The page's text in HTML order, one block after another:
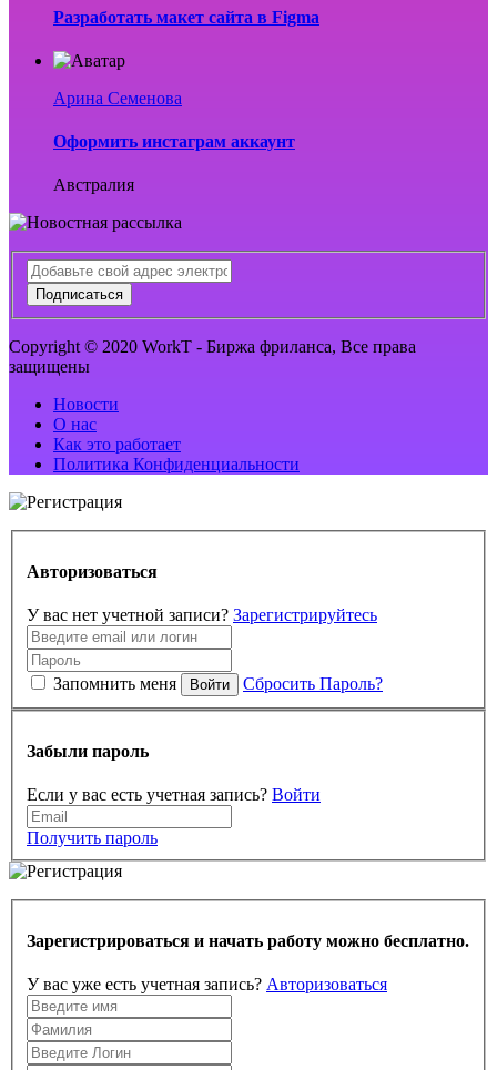
Разработать макет сайта в Figma
Арина Семенова
Оформить инстаграм аккаунт
Австралия
Подписаться
Copyright © 2020 WorkT - Биржа фриланса, Все права
защищены
Новости
О нас
Как это работает
Политика Конфиденциальности
Авторизоваться
У вас нет учетной записи? Зарегистрируйтесь
Запомнить меня Войти Сбросить Пароль?
Забыли пароль
Если у вас есть учетная запись? Войти
Получить пароль
Зарегистрироваться и начать работу можно бесплатно.
У вас уже есть учетная запись? Авторизоваться